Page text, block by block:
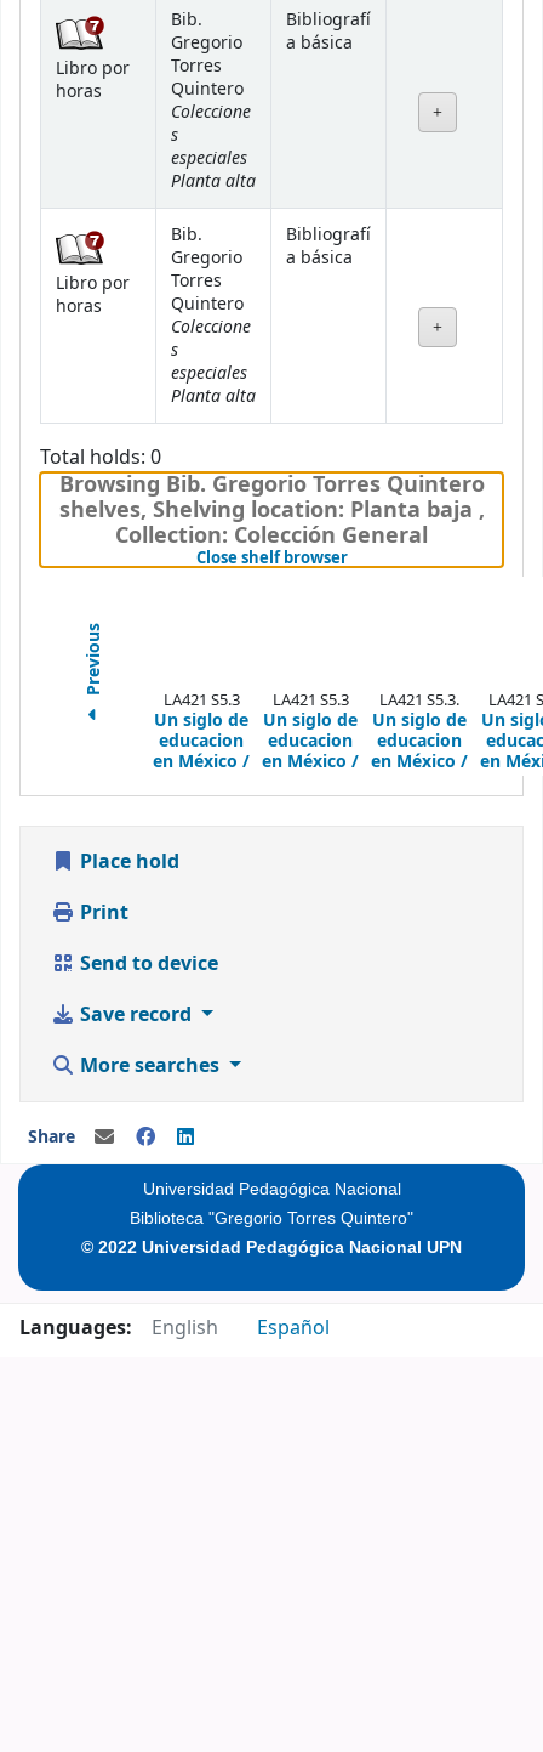
Libro por
horas
Bib.
Gregorio
Torres
Quintero
Coleccione
s
especiales
Planta alta
Bibliografí
a básica
Libro por
horas
Bib.
Gregorio
Torres
Quintero
Coleccione
s
especiales
Planta alta
Bibliografí
a básica
Total holds: 0
Browsing Bib. Gregorio Torres Quintero
shelves, Shelving location: Planta baja ,
Collection: Colección General
Close shelf browser(Hides shelf browser)
Previous LA421 S5.3
Un siglo de
educacion
en México /
LA421 S5.3
Un siglo de
educacion
en México /
LA421 S5.3.
Un siglo de
educacion
en México /
LA421
Un
en
Place hold
Print
Send to device
Save record
More searches
Share
Universidad Pedagógica Nacional
Biblioteca "Gregorio Torres Quintero"
© 2022 Universidad Pedagógica Nacional UPN
Languages: English Español